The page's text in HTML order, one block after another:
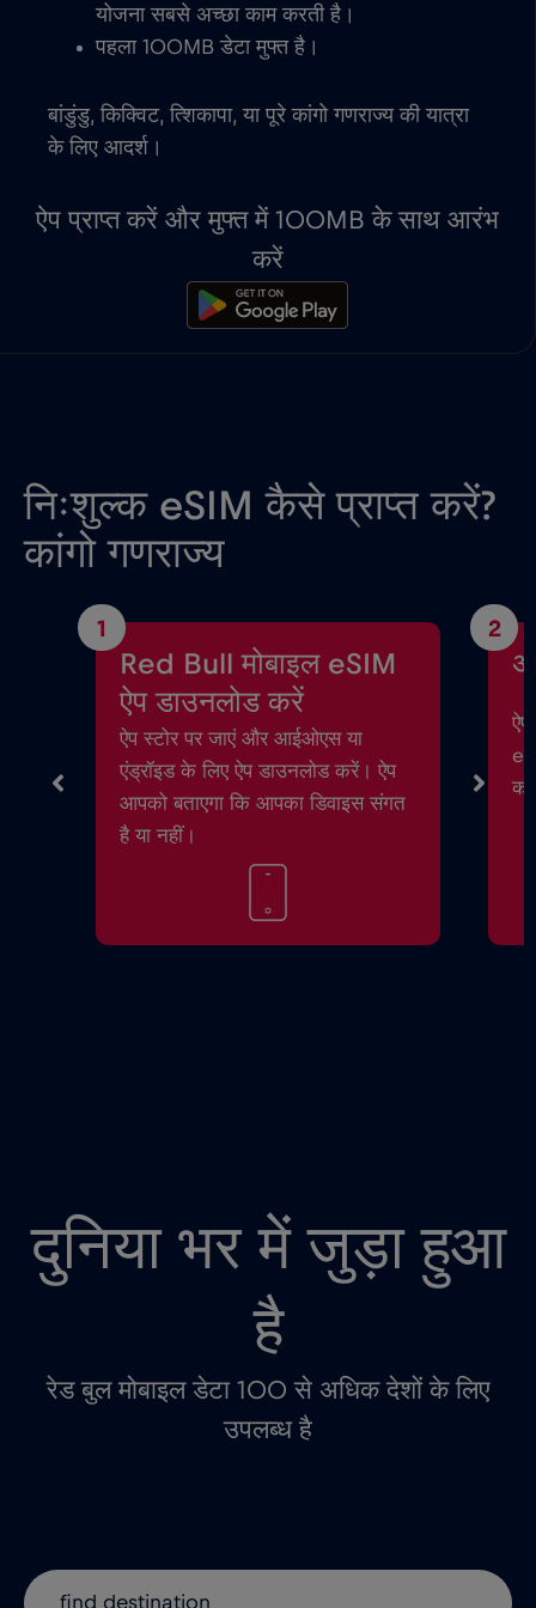
योजना सबसे अच्छा काम करती है।
पहला 100MB डेटा मुफ्त है।
बांडुंडु, किक्विट, त्शिकापा, या पूरे कांगो गणराज्य की यात्रा
के लिए आदर्श।
ऐप प्राप्त करें और मुफ्त में 100MB के साथ आरंभ
करें
निःशुल्क eSIM कैसे प्राप्त करें?
कांगो गणराज्य
1
Red Bull मोबाइल eSIM
ऐप डाउनलोड करें
ऐप स्टोर पर जाएं और आईओएस या
एंड्रॉइड के लिए ऐप डाउनलोड करें। ऐप
आपको बताएगा कि आपका डिवाइस संगत
है या नहीं।
2
दुनिया भर में जुड़ा हुआ
है
रेड बुल मोबाइल डेटा 100 से अधिक देशों के लिए
उपलब्ध है